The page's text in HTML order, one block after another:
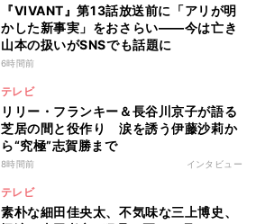
『VIVANT』第13話放送前に「アリが明
かした新事実」をおさらい――今は亡き
山本の扱いがSNSでも話題に
6時間前
テレビ
リリー・フランキー＆長谷川京子が語る
芝居の間と役作り 涙を誘う伊藤沙莉か
ら“究極”志賀勝まで
8時間前 インタビュー
テレビ
素朴な細田佳央太、不気味な三上博史、